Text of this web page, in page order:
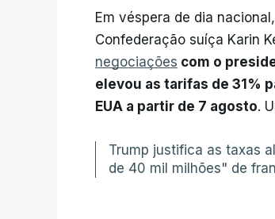
Em véspera de dia
Confederação suíça Karin
negociações com o
elevou as tarifas de 31%
EUA a partir de 7 agosto.
Trump justifica as taxas
de 40 mil milhões" de